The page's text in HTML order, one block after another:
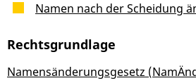
Namen nach der Scheidung
Rechtsgrundlage
Namensänderungsgesetz